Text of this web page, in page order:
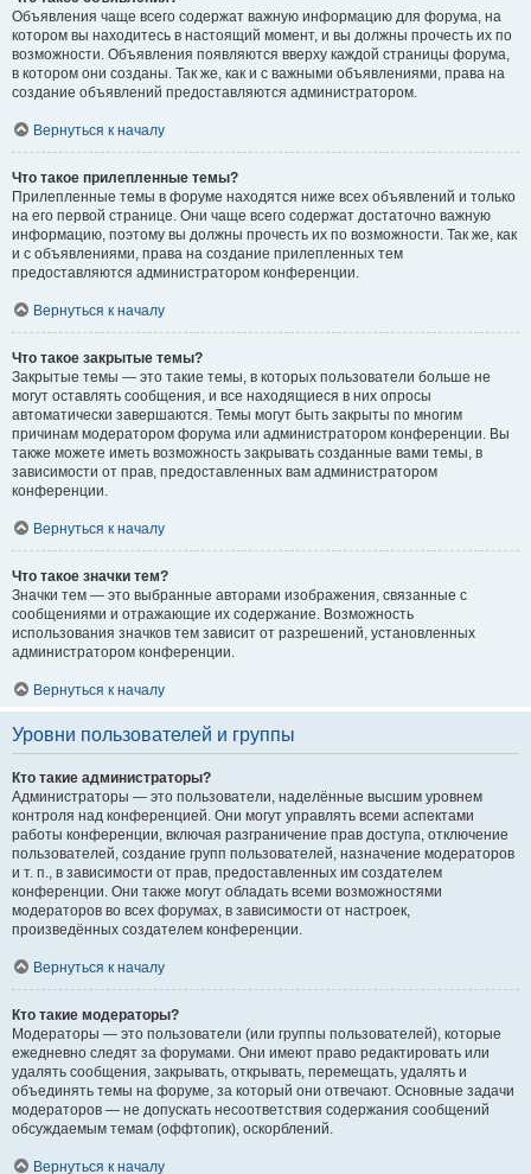
Объявления чаще всего содержат важную информацию для форума, на
котором вы находитесь в настоящий момент, и вы должны прочесть их по
возможности. Объявления появляются вверху каждой страницы форума,
в котором они созданы. Так же, как и с важными объявлениями, права на
создание объявлений предоставляются администратором.
Вернуться к началу
Что такое прилепленные темы?
Прилепленные темы в форуме находятся ниже всех объявлений и только
на его первой странице. Они чаще всего содержат достаточно важную
информацию, поэтому вы должны прочесть их по возможности. Так же, как
и с объявлениями, права на создание прилепленных тем
предоставляются администратором конференции.
Вернуться к началу
Что такое закрытые темы?
Закрытые темы — это такие темы, в которых пользователи больше не
могут оставлять сообщения, и все находящиеся в них опросы
автоматически завершаются. Темы могут быть закрыты по многим
причинам модератором форума или администратором конференции. Вы
также можете иметь возможность закрывать созданные вами темы, в
зависимости от прав, предоставленных вам администратором
конференции.
Вернуться к началу
Что такое значки тем?
Значки тем — это выбранные авторами изображения, связанные с
сообщениями и отражающие их содержание. Возможность
использования значков тем зависит от разрешений, установленных
администратором конференции.
Вернуться к началу
Уровни пользователей и группы
Кто такие администраторы?
Администраторы — это пользователи, наделённые высшим уровнем
контроля над конференцией. Они могут управлять всеми аспектами
работы конференции, включая разграничение прав доступа, отключение
пользователей, создание групп пользователей, назначение модераторов
и т. п., в зависимости от прав, предоставленных им создателем
конференции. Они также могут обладать всеми возможностями
модераторов во всех форумах, в зависимости от настроек,
произведённых создателем конференции.
Вернуться к началу
Кто такие модераторы?
Модераторы — это пользователи (или группы пользователей), которые
ежедневно следят за форумами. Они имеют право редактировать или
удалять сообщения, закрывать, открывать, перемещать, удалять и
объединять темы на форуме, за который они отвечают. Основные задачи
модераторов — не допускать несоответствия содержания сообщений
обсуждаемым темам (оффтопик), оскорблений.
Вернуться к началу